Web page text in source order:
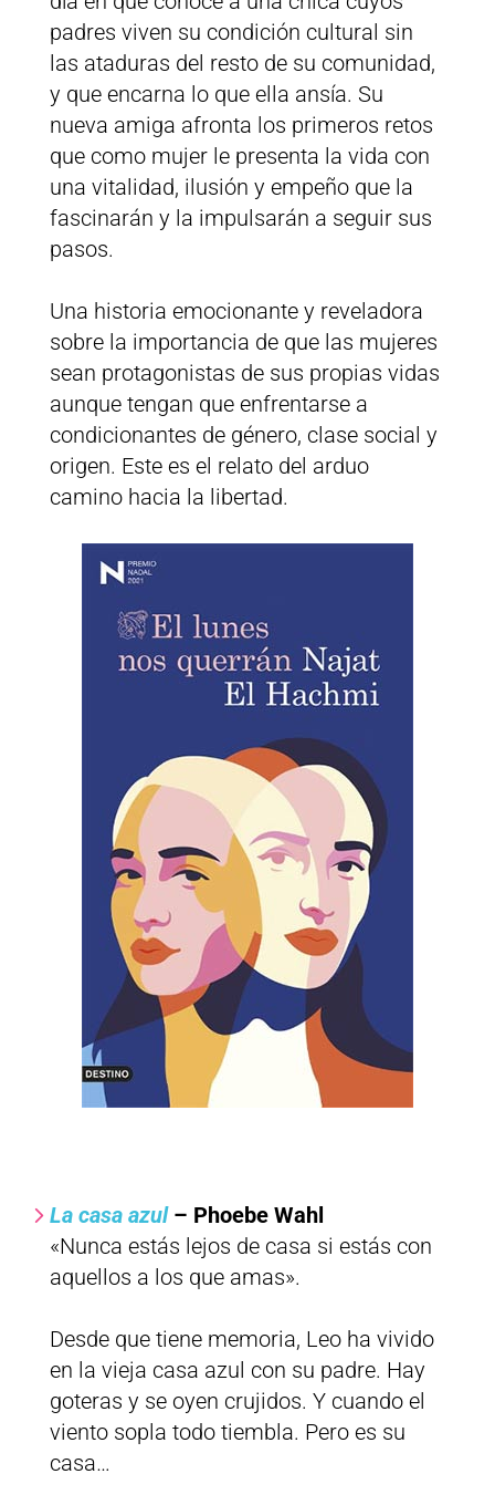
padres viven su condición cultural sin
las ataduras del resto de su comunidad,
y que encarna lo que ella ansía. Su
nueva amiga afronta los primeros retos
que como mujer le presenta la vida con
una vitalidad, ilusión y empeño que la
fascinarán y la impulsarán a seguir sus
pasos.
Una historia emocionante y reveladora
sobre la importancia de que las mujeres
sean protagonistas de sus propias vidas
aunque tengan que enfrentarse a
condicionantes de género, clase social y
origen. Este es el relato del arduo
camino hacia la libertad.
La casa azul – Phoebe Wahl
«Nunca estás lejos de casa si estás con
aquellos a los que amas».
Desde que tiene memoria, Leo ha vivido
en la vieja casa azul con su padre. Hay
goteras y se oyen crujidos. Y cuando el
viento sopla todo tiembla. Pero es su
casa…